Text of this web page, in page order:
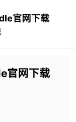
官网下载
官网下载